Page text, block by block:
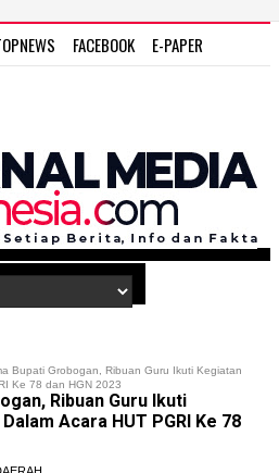
FACEBOOK
E-PAPER
Bupati Grobogan, Ribuan Guru Ikuti Kegiatan
Ke 78 dan HGN 2023
Ribuan Guru Ikuti
Acara HUT PGRI Ke 78